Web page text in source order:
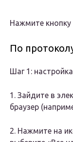
Нажмите кнопку
По
Шаг 1:
1. Зайдите в
браузер
2. Нажмите на